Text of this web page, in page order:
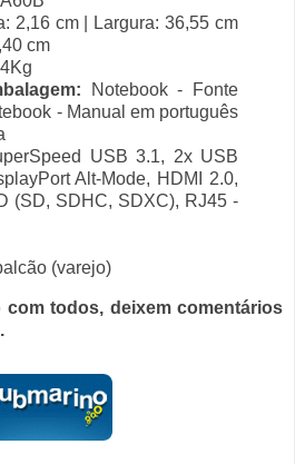
2,16 cm | Largura: 36,55 cm
cm
Notebook - Fonte
- Manual em português
USB 3.1, 2x USB
Alt-Mode, HDMI 2.0,
(SD, SDHC, SDXC), RJ45 -
(varejo)
com todos, deixem comentários